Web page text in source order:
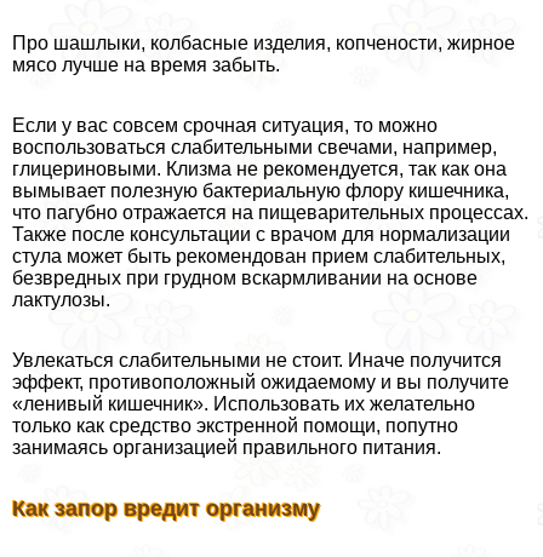
Про шашлыки, колбасные изделия, копчености, жирное
мясо лучше на время забыть.
Если у вас совсем срочная ситуация, то можно
воспользоваться слабительными свечами, например,
глицериновыми. Клизма не рекомендуется, так как она
вымывает полезную бактериальную флору кишечника,
что пагубно отражается на пищеварительных процессах.
Также после консультации с врачом для нормализации
стула может быть рекомендован прием слабительных,
безвредных при грудном вскармливании на основе
лактулозы.
Увлекаться слабительными не стоит. Иначе получится
эффект, противоположный ожидаемому и вы получите
«ленивый кишечник». Использовать их желательно
только как средство экстренной помощи, попутно
занимаясь организацией правильного питания.
Как запор вредит организму